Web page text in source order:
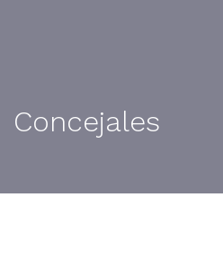
Concejales